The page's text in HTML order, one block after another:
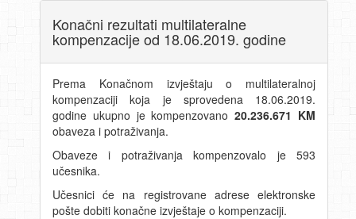
Konačni rezultati multilateralne
kompenzacije od 18.06.2019. godine
Prema Konačnom izvještaju o multilateralnoj
kompenzaciji koja je sprovedena 18.06.2019.
godine ukupno je kompenzovano20.236.671 KM
obaveza i potraživanja.
Obaveze i potraživanja kompenzovalo je 593
učesnika.
Učesnici će na registrovane adrese elektronske
pošte dobiti konačne izvještaje o kompenzaciji.